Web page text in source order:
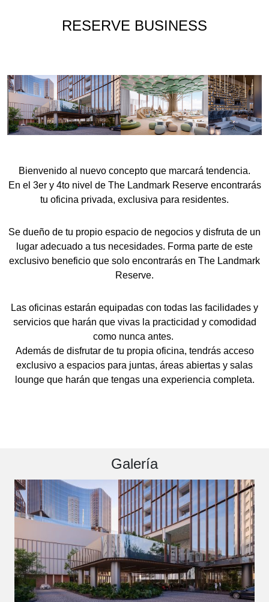
RESERVE BUSINESS
Bienvenido al nuevo concepto que marcará tendencia.
En el 3er y 4to nivel de The Landmark Reserveencontrarás
tu oficina privada, exclusiva para residentes.
Se dueño de tu propio espacio de negocios y disfruta de un
lugar adecuado a tus necesidades. Forma parte de este
exclusivo beneficio que solo encontrarás en The Landmark
Reserve.
Las oficinas estarán equipadas con todas las facilidades y
servicios que harán que vivas la practicidad y comodidad
como nunca antes.
Además de disfrutar de tu propia oficina, tendrás acceso
exclusivo a espacios para juntas, áreas abiertas y salas
lounge que harán que tengas una experiencia completa.
Galería